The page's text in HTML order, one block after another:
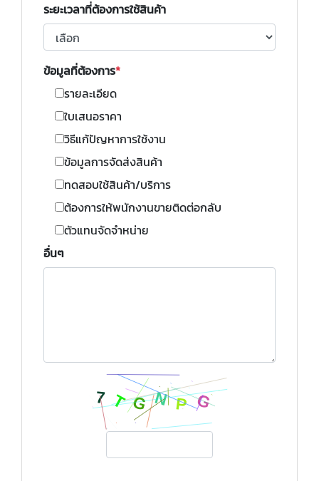
ระยะเวลาที่ต้องการใช้สินค้า
ข้อมูลที่ต้องการ
รายละเอียด
ใบเสนอราคา
วิธีแก้ปัญหาการใช้งาน
ข้อมูลการจัดส่งสินค้า
ทดสอบใช้สินค้า/บริการ
ต้องการให้พนักงานขายติดต่อกลับ
ตัวแทนจัดจำหน่าย
อื่นๆ